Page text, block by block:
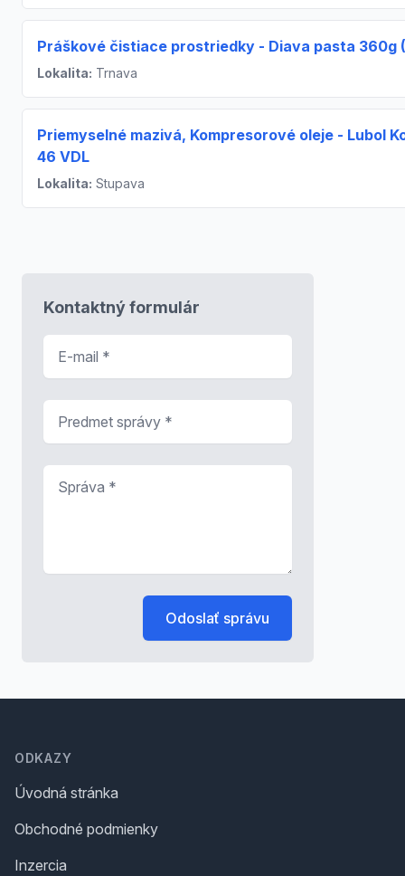
Práškové čistiace prostriedky - Diava pasta 360g
Lokalita: Trnava
Priemyselné mazivá, Kompresorové oleje - Lubol
46 VDL
Lokalita: Stupava
Kontaktný formulár
Odoslať správu
ODKAZY
Úvodná stránka
Obchodné podmienky
Inzercia